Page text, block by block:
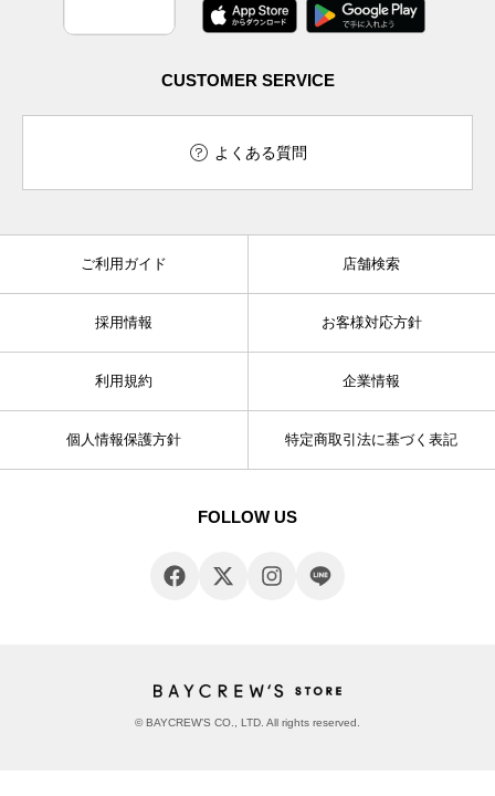
CUSTOMER SERVICE
よくある質問
ご利用ガイド 店舗検索
採用情報 お客様対応方針
利用規約 企業情報
個人情報保護方針 特定商取引法に基づく表記
FOLLOW US
© BAYCREW’S CO., LTD. All rights reserved.